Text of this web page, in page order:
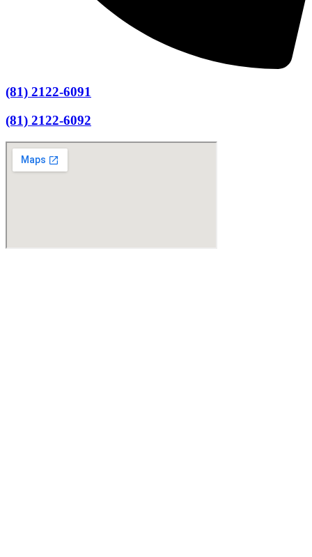
(81) 2122-6091
(81) 2122-6092